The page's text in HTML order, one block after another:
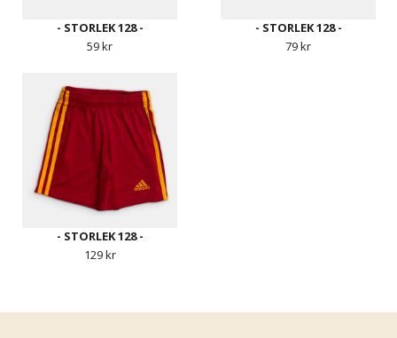
- STORLEK 128 -
59 kr
- STORLEK 128 -
79 kr
- STORLEK 128 -
129 kr